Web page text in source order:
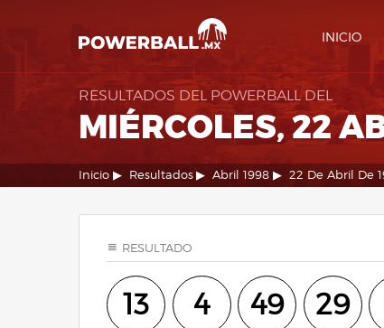
INICIO
RESULTADOS DEL POWERBALL DEL
MIÉRCOLES, 22
Inicio Resultados Abril 1998 22 De Abril De
RESULTADO
13 4 49 29